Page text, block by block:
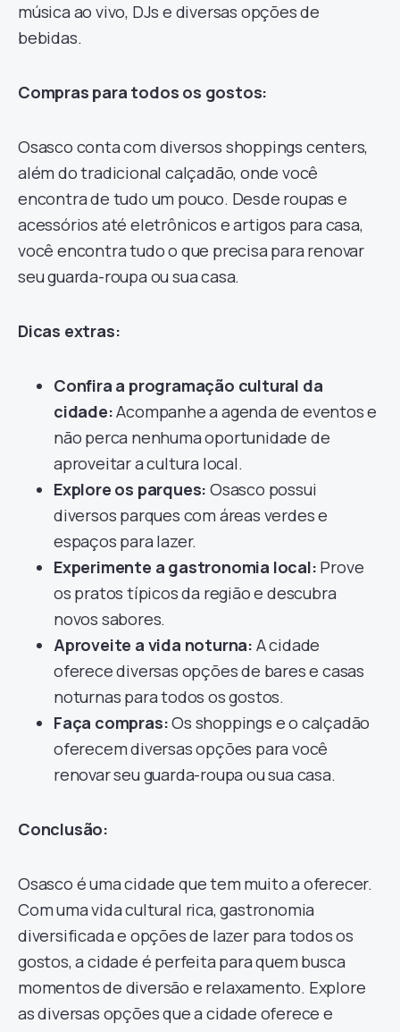
música ao vivo, DJs e diversas opções de
bebidas.
Compras para todos os gostos:
Osasco conta com diversos shoppings centers,
além do tradicional calçadão, onde você
encontra de tudo um pouco. Desde roupas e
acessórios até eletrônicos e artigos para casa,
você encontra tudo o que precisa para renovar
seu guarda-roupa ou sua casa.
Dicas extras:
Confira a programação cultural da
cidade:Acompanhe a agenda de eventos e
não perca nenhuma oportunidade de
aproveitar a cultura local.
Explore os parques: Osasco possui
diversos parques com áreas verdes e
espaços para lazer.
Experimente a gastronomia local: Prove
os pratos típicos da região e descubra
novos sabores.
Aproveite a vida noturna: A cidade
oferece diversas opções de bares e casas
noturnas para todos os gostos.
Faça compras:Os shoppings e o calçadão
oferecem diversas opções para você
renovar seu guarda-roupa ou sua casa.
Conclusão:
Osasco é uma cidade que tem muito a oferecer.
Com uma vida cultural rica, gastronomia
diversificada e opções de lazer para todos os
gostos, a cidade é perfeita para quem busca
momentos de diversão e relaxamento. Explore
as diversas opções que a cidade oferece e